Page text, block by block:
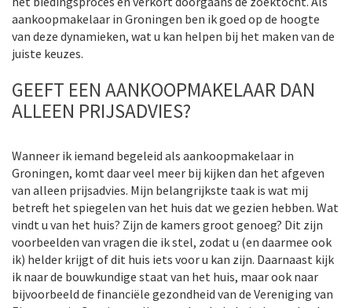
aankoopmakelaar in Groningen ben ik goed op de hoogte
van deze dynamieken, wat u kan helpen bij het maken van de
juiste keuzes.
GEEFT EEN AANKOOPMAKELAAR DAN
ALLEEN PRIJSADVIES?
Wanneer ik iemand begeleid als aankoopmakelaar in
Groningen, komt daar veel meer bij kijken dan het afgeven
van alleen prijsadvies. Mijn belangrijkste taak is wat mij
betreft het spiegelen van het huis dat we gezien hebben. Wat
vindt u van het huis? Zijn de kamers groot genoeg? Dit zijn
voorbeelden van vragen die ik stel, zodat u (en daarmee ook
ik) helder krijgt of dit huis iets voor u kan zijn. Daarnaast kijk
ik naar de bouwkundige staat van het huis, maar ook naar
bijvoorbeeld de financiële gezondheid van de Vereniging van